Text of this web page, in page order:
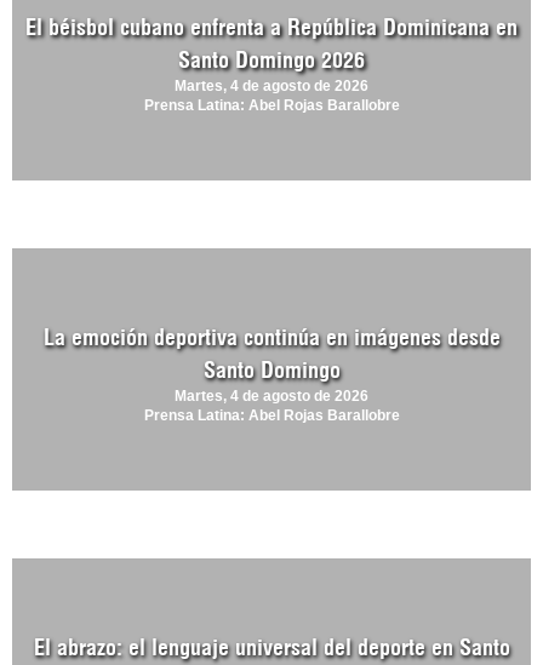
El béisbol cubano enfrenta a República Dominicana en
Santo Domingo 2026
Martes, 4 de agosto de 2026
Prensa Latina: Abel Rojas Barallobre
La emoción deportiva continúa en imágenes desde
Santo Domingo
Martes, 4 de agosto de 2026
Prensa Latina: Abel Rojas Barallobre
El abrazo: el lenguaje universal del deporte en Santo